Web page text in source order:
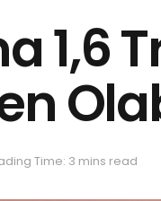
1,6
Time: 3 mins read